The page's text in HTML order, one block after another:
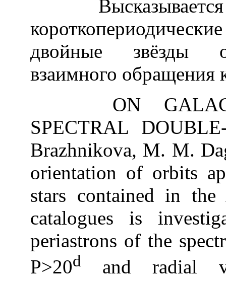
Высказывается
двойные звёзды
взаимного обращения
ON
SPECTRAL
Brazhnikova, M. M.
orientation of orbits
stars contained in the
catalogues is
periastrons of the
Р>20d
and radial